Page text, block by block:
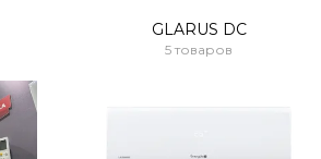
GLARUS DC
5 товаров